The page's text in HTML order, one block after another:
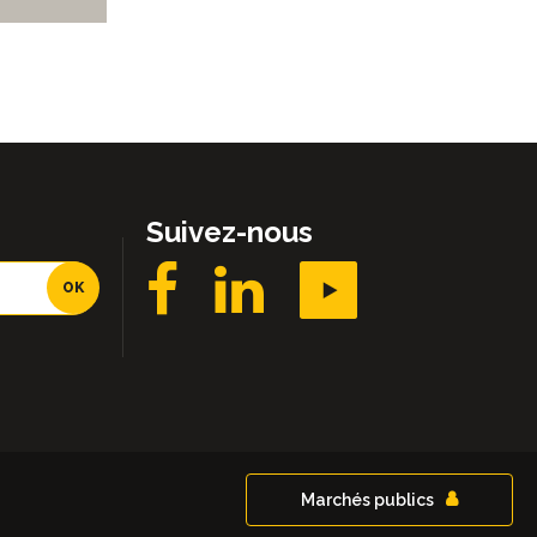
Suivez-nous
Marchés publics